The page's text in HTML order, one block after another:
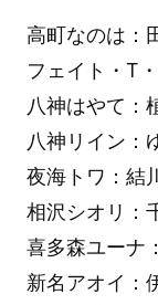
高町なのは：
フェイト・T
八神はやて：
八神リイン：
夜海トワ：結
相沢シオリ：
喜多森ユーナ
新名アオイ：